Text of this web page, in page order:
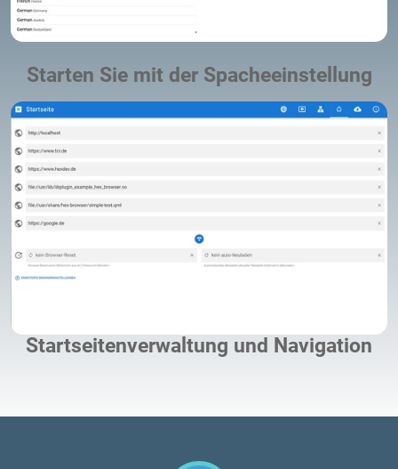
Starten Sie mit der Spacheeinstellung
Startseitenverwaltung und Navigation